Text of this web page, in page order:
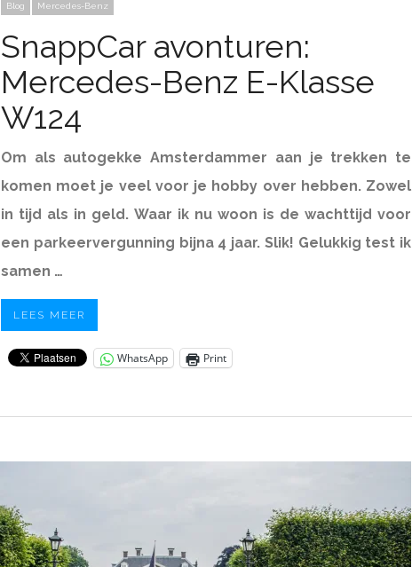
Blog Mercedes-Benz
SnappCar avonturen:
Mercedes-Benz E-Klasse
W124
Om als autogekke Amsterdammer aan je trekken te
komen moet je veel voor je hobby over hebben. Zowel
in tijd als in geld. Waar ik nu woon is de wachttijd voor
een parkeervergunning bijna 4 jaar. Slik! Gelukkig test ik
samen …
LEES MEER
WhatsApp Print